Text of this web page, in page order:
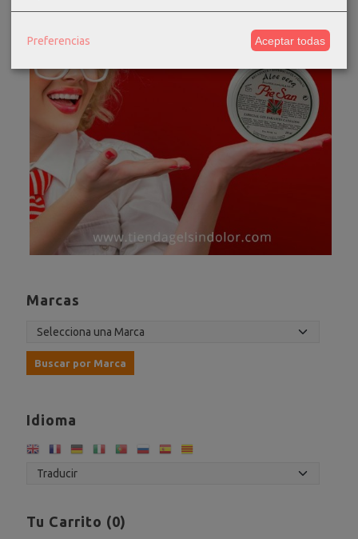
Marcas
Idioma
Tu Carrito (0)
Preferencias Aceptar todas